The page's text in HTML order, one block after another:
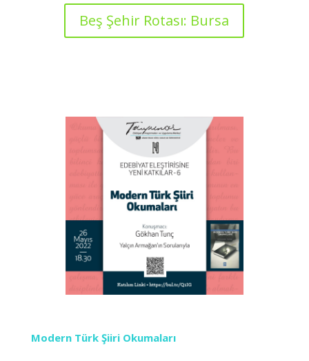
Beş Şehir Rotası: Bursa
Modern Türk Şiiri Okumaları